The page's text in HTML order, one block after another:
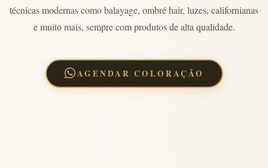
técnicas modernas como balayage, ombré hair, luzes, californianas
e muito mais, sempre com produtos de alta qualidade.
AGENDAR COLORAÇÃO